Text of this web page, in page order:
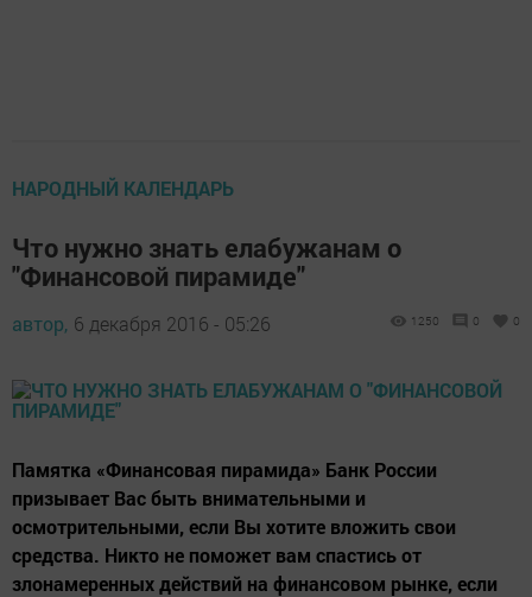
НАРОДНЫЙ КАЛЕНДАРЬ
Что нужно знать елабужанам о
"Финансовой пирамиде"
автор, 6 декабря 2016 - 05:26 1250 0 0
Памятка «Финансовая пирамида» Банк России
призывает Вас быть внимательными и
осмотрительными, если Вы хотите вложить свои
средства. Никто не поможет вам спастись от
злонамеренных действий на финансовом рынке, если